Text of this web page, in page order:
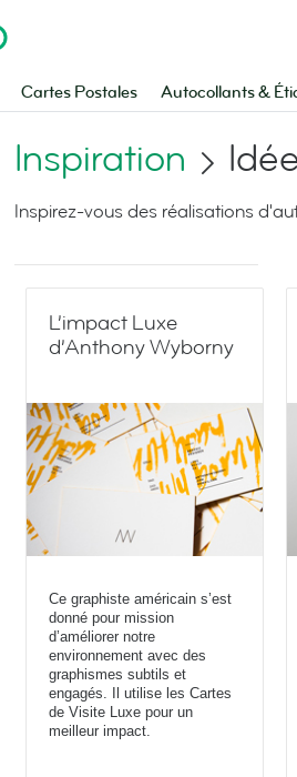
Cartes Postales Autocollants &
Inspiration
Inspirez-vous des réalisations
L’impact Luxe
d’Anthony Wyborny
Ce graphiste américain s’est
donné pour mission
d’améliorer notre
environnement avec des
graphismes subtils et
engagés. Il utilise les Cartes
de Visite Luxe pour un
meilleur impact.